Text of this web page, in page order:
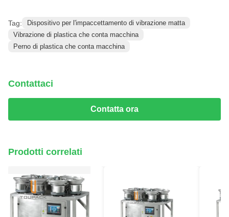
Tag:
Dispositivo per l'impaccettamento di vibrazione matta
Vibrazione di plastica che conta macchina
Perno di plastica che conta macchina
Contattaci
Contatta ora
Prodotti correlati